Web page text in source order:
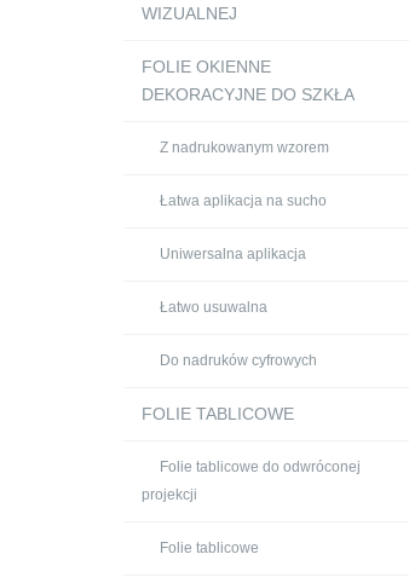
WIZUALNEJ
FOLIE OKIENNE
DEKORACYJNE DO SZKŁA
Z nadrukowanym wzorem
Łatwa aplikacja na sucho
Uniwersalna aplikacja
Łatwo usuwalna
Do nadruków cyfrowych
FOLIE TABLICOWE
Folie tablicowe do odwróconej
projekcji
Folie tablicowe